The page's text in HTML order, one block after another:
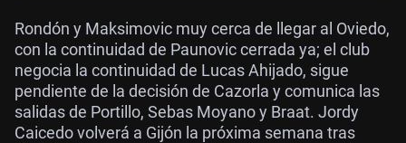
Rondón y Maksimovic muy cerca de llegar al Oviedo,
con la continuidad de Paunovic cerrada ya; el club
negocia la continuidad de Lucas Ahijado, sigue
pendiente de la decisión de Cazorla y comunica las
salidas de Portillo, Sebas Moyano y Braat. Jordy
Caicedo volverá a Gijón la próxima semana tras